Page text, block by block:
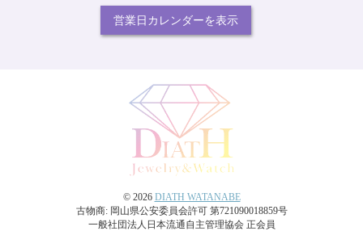
営業日カレンダーを表示
© 2026 DIATH WATANABE
古物商: 岡山県公安委員会許可 第721090018859号
一般社団法人日本流通自主管理協会 正会員